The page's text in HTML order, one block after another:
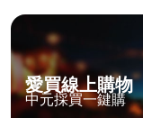
愛買線上購物
中元採買一鍵購